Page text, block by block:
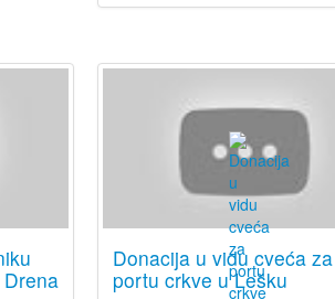
Donacija u vidu cveća za
portu crkve u Lešku